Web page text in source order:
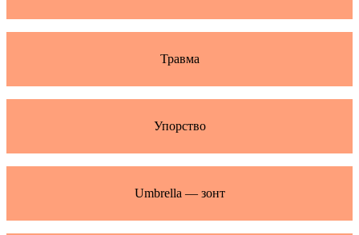
Травма
Упорство
Umbrella — зонт